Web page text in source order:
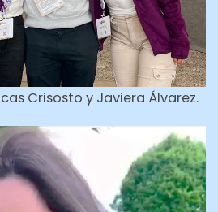
Crisosto y Javiera Álvarez.